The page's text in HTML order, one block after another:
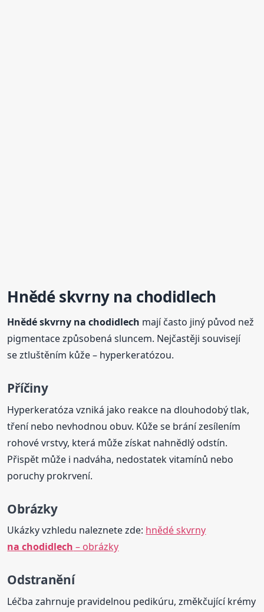
Hnědé skvrny na chodidlech
Hnědé skvrny na chodidlech mají často jiný původ než
pigmentace způsobená sluncem. Nejčastěji souvisejí
se ztluštěním kůže – hyperkeratózou.
Příčiny
Hyperkeratóza vzniká jako reakce na dlouhodobý tlak,
tření nebo nevhodnou obuv. Kůže se brání zesílením
rohové vrstvy, která může získat nahnědlý odstín.
Přispět může i nadváha, nedostatek vitamínů nebo
poruchy prokrvení.
Obrázky
Ukázky vzhledu naleznete zde: hnědé skvrny
na chodidlech – obrázky
Odstranění
Léčba zahrnuje pravidelnou pedikúru, změkčující krémy